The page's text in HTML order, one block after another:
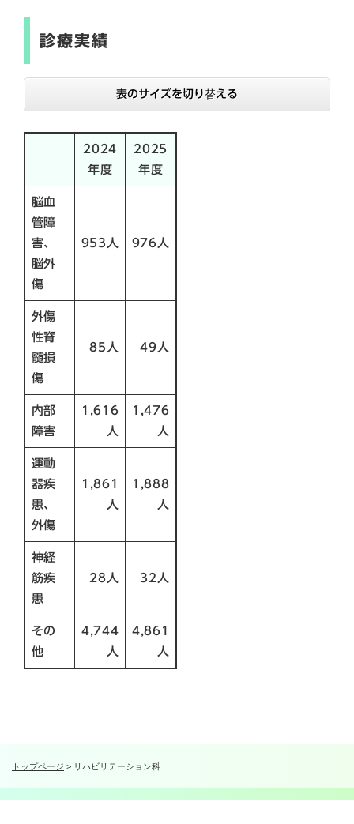
トップページ > リハビリテーション科
診療実績
表のサイズを切り替える
2024
年度
2025
年度
脳血
管障
害、
脳外
傷
953人 976人
外傷
性脊
髄損
傷
85人 49人
内部
障害
1,616
人
1,476
人
運動
器疾
患、
外傷
1,861
人
1,888
人
神経
筋疾
患
28人 32人
その
他
4,744
人
4,861
人